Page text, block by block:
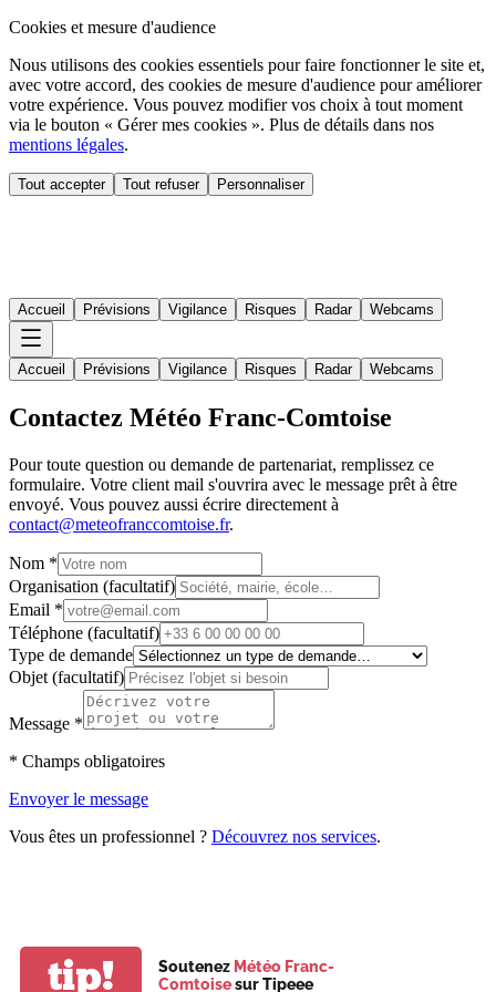
Cookies et mesure d'audience
Nous utilisons des cookies essentiels pour faire fonctionner le site et,
avec votre accord, des cookies de mesure d'audience pour améliorer
votre expérience. Vous pouvez modifier vos choix à tout moment
via le bouton « Gérer mes cookies ». Plus de détails dans nos
mentions légales.
Tout accepter Tout refuser Personnaliser
Accueil Prévisions Vigilance Risques Radar Webcams
Accueil Prévisions Vigilance Risques Radar Webcams
Contactez Météo Franc-Comtoise
Pour toute question ou demande de partenariat, remplissez ce
formulaire. Votre client mail s'ouvrira avec le message prêt à être
envoyé. Vous pouvez aussi écrire directement à
contact@meteofranccomtoise.fr.
Nom *
Organisation (facultatif)
Email *
Téléphone (facultatif)
Type de demande
Objet (facultatif)
Message *
* Champs obligatoires
Envoyer le message
Vous êtes un professionnel ? Découvrez nos services.
tip! Soutenez Météo Franc-
Comtoisesur Tipeee